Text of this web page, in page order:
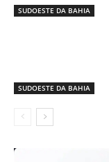
SUDOESTE DA BAHIA
SUDOESTE DA BAHIA